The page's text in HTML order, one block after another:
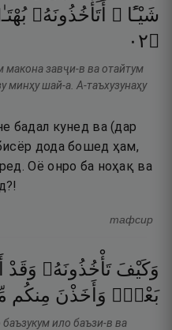
شَيْـًٔا ۚ أَتَأْخُذُونَهُۥ
۝٢٠
макона завҷи-в ва отайтум
минҳу шай-а. А-таъхузунаҳу
бадал кунед ва (дар
дода бошед ҳам,
Оё онро ба ноҳақ ва
тафсир
وَكَيْفَ تَأْخُذُونَهُۥ وَقَدْ
بَعْضٍۢ وَأَخَذْنَ مِنكُم
баъзукум ило баъзи-в ва